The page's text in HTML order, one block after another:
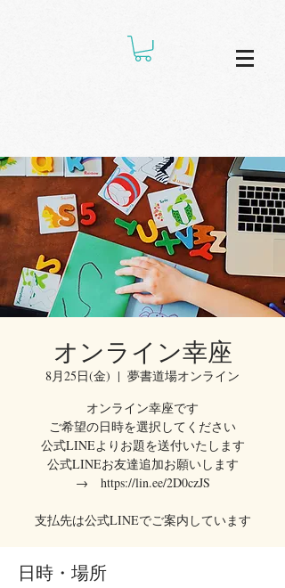
オンライン幸座
8月25日(金)
  |
夢書道場オンライン
オンライン幸座です
ご希望の日時を選択してください
公式LINEよりお題を送付いたします
公式LINEお友達追加お願いします
→ https://lin.ee/2D0czJS
支払先は公式LINEでご案内しています
日時・場所